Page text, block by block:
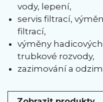
vody, lepení,
servis filtrací,
filtrací,
výměny
trubkové rozvody,
zazimování a